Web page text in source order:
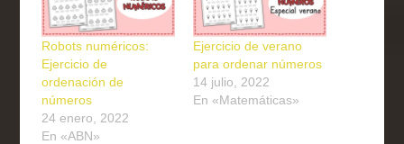
Robots numéricos:
Ejercicio de
ordenación de
números
24 enero, 2022
En «ABN»
Ejercicio de verano
para ordenar números
14 julio, 2022
En «Matemáticas»